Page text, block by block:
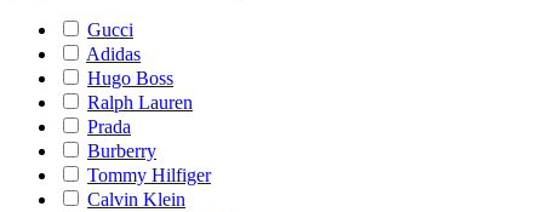
Gucci
Adidas
Hugo Boss
Ralph Lauren
Prada
Burberry
Tommy Hilfiger
Calvin Klein